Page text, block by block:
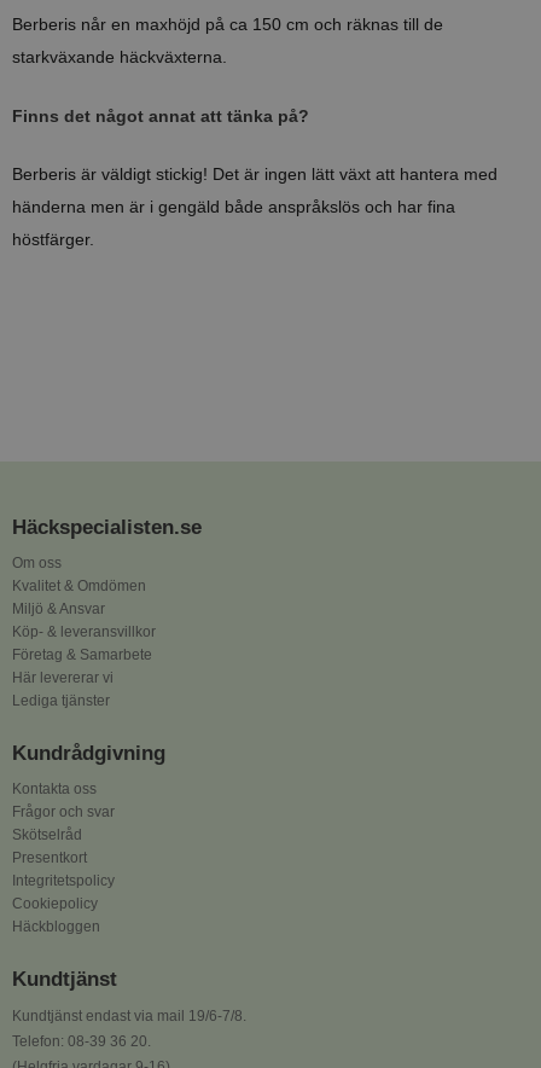
Berberis når en maxhöjd på ca 150 cm och räknas till de
starkväxande häckväxterna.
Finns det något annat att tänka på?
Berberis är väldigt stickig! Det är ingen lätt växt att hantera med
händerna men är i gengäld både anspråkslös och har fina
höstfärger.
Häckspecialisten.se
Om oss
Kvalitet & Omdömen
Miljö & Ansvar
Köp- & leveransvillkor
Företag & Samarbete
Här levererar vi
Lediga tjänster
Kundrådgivning
Kontakta oss
Frågor och svar
Skötselråd
Presentkort
Integritetspolicy
Cookiepolicy
Häckbloggen
Kundtjänst
Kundtjänst endast via mail 19/6-7/8.
Telefon: 08-39 36 20.